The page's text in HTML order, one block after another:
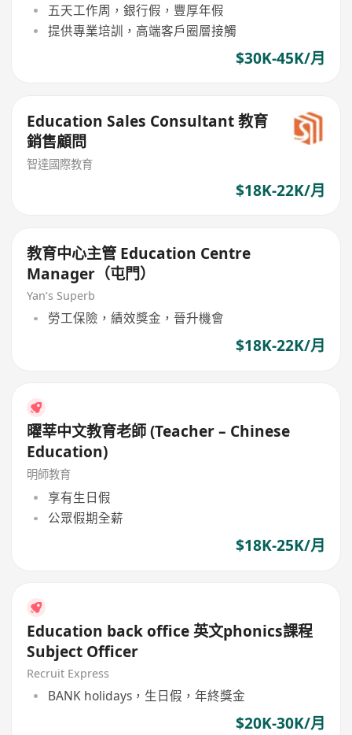
五天工作周，銀行假，豐厚年假
提供專業培訓，高端客戶圈層接觸
$30K-45K/月
Education Sales Consultant 教育
銷售顧問
智達國際教育
$18K-22K/月
教育中心主管 Education Centre
Manager（屯門）
Yan’s Superb
勞工保險，績效獎金，晉升機會
$18K-22K/月
曜莘中文教育老師 (Teacher – Chinese
Education)
明師教育
享有生日假
公眾假期全薪
$18K-25K/月
Education back office 英文phonics課程
Subject Officer
Recruit Express
BANK holidays，生日假，年終獎金
$20K-30K/月